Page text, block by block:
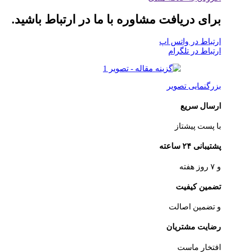
برای دریافت مشاوره با ما در ارتباط باشید.
ارتباط در واتس اپ
ارتباط در تلگرام
بزرگنمایی تصویر
ارسال سریع
با پست پیشتاز
پشتیبانی ۲۴ ساعته
و ۷ روز هفته
تضمین کیفیت
و تضمین اصالت
رضایت مشتریان
افتخار ماست